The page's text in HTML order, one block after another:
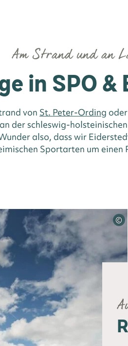
in SPO
Am Strand und an
von St. Peter-Ording
der schleswig-
also, dass wir
Sportarten um einen
©